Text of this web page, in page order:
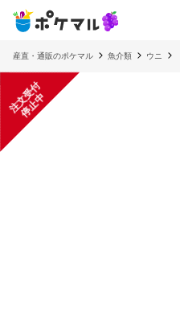
産直・通販のポケマル 魚介類 ウニ
注
文
受
付
停
止
中